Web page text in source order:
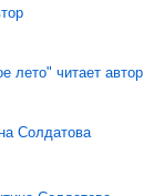
лето" читает автор
Солдатова